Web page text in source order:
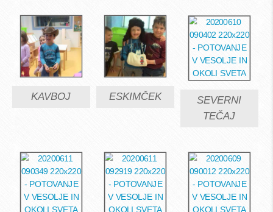
KAVBOJ ESKIMČEK
SEVERNI
TEČAJ